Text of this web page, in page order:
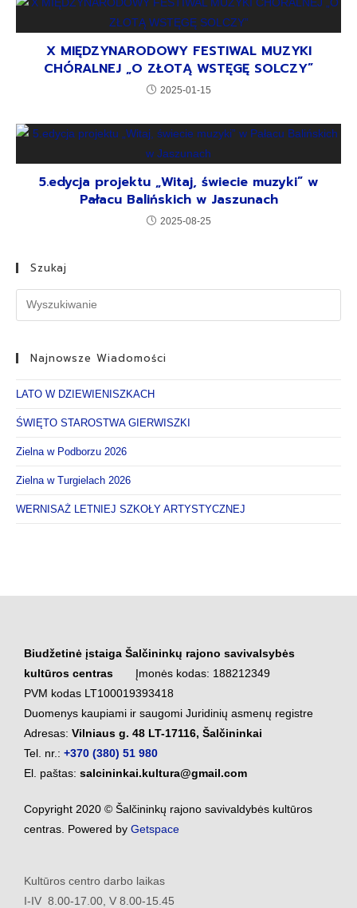
X MIĘDZYNARODOWY FESTIWAL MUZYKI
CHÓRALNEJ „O ZŁOTĄ WSTĘGĘ SOLCZY”
2025-01-15
5.edycja projektu „Witaj, świecie muzyki” w
Pałacu Balińskich w Jaszunach
2025-08-25
Szukaj
Najnowsze Wiadomości
LATO W DZIEWIENISZKACH
ŚWIĘTO STAROSTWA GIERWISZKI
Zielna w Podborzu 2026
Zielna w Turgielach 2026
WERNISAŻ LETNIEJ SZKOŁY ARTYSTYCZNEJ
Biudžetinė įstaiga Šalčininkų rajono savivalsybės
kultūros centras
Įmonės kodas: 188212349
PVM kodas LT100019393418
Duomenys kaupiami ir saugomi Juridinių asmenų registre
Adresas: Vilniaus g. 48 LT-17116, Šalčininkai
Tel. nr.: +370 (380) 51 980
El. paštas: salcininkai.kultura@gmail.com
Copyright 2020 © Šalčininkų rajono savivaldybės kultūros
centras. Powered by Getspace
Kultūros centro darbo laikas
I-IV 8.00-17.00, V 8.00-15.45